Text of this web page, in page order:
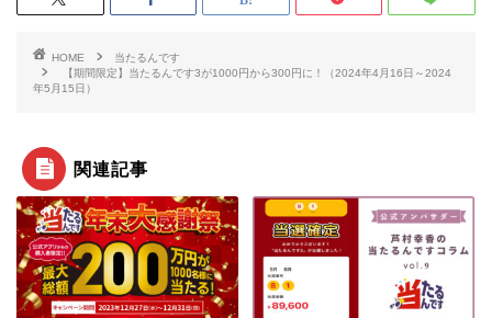
HOME
当たるんです
【期間限定】当たるんです3が1000円から300円に！（2024年4月16日～2024
年5月15日）
関連記事